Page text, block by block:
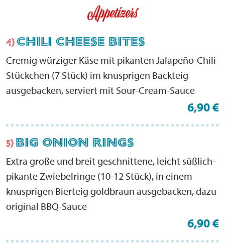
Appetizers
4)CHILI CHEESE BITES
Cremig würziger Käse mit pikanten Jalapeño-Chili-
Stückchen (7 Stück) im knusprigen Backteig
ausgebacken, serviert mit Sour-Cream-Sauce
6,90 €
5) BIG ONION RINGS
Extra große und breit geschnittene, leicht süßlich-
pikante Zwiebelringe (10-12 Stück), in einem
knusprigen Bierteig goldbraun ausgebacken, dazu
original BBQ-Sauce
6,90 €